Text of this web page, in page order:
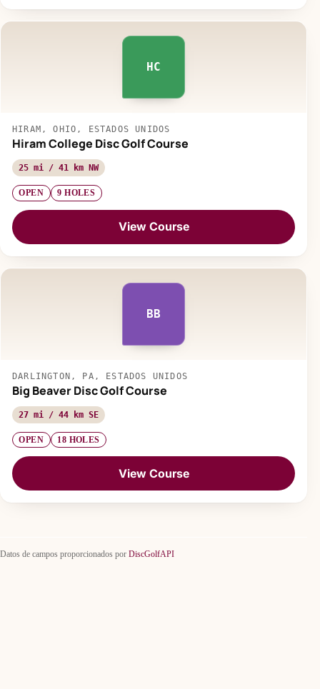
HC
HIRAM, OHIO, ESTADOS UNIDOS
Hiram College Disc Golf Course
25 mi / 41 km NW
OPEN 9 HOLES
View Course
BB
DARLINGTON, PA, ESTADOS UNIDOS
Big Beaver Disc Golf Course
27 mi / 44 km SE
OPEN 18 HOLES
View Course
Datos de campos proporcionados por DiscGolfAPI